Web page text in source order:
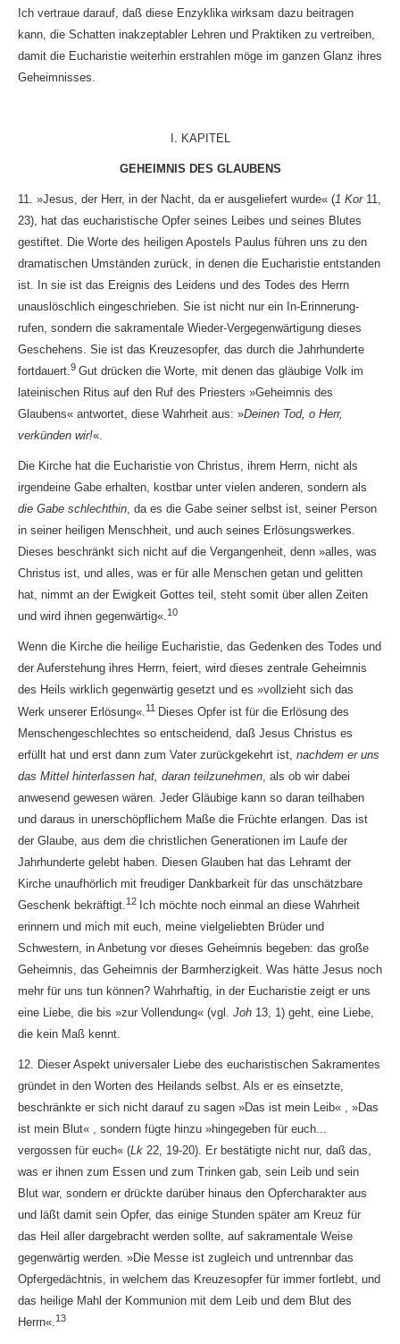
Ich vertraue darauf, daß diese Enzyklika wirksam dazu beitragen
kann, die Schatten inakzeptabler Lehren und Praktiken zu vertreiben,
damit die Eucharistie weiterhin erstrahlen möge im ganzen Glanz ihres
Geheimnisses.
I. KAPITEL
GEHEIMNIS DES GLAUBENS
11. »Jesus, der Herr, in der Nacht, da er ausgeliefert wurde« (1 Kor11,
23), hat das eucharistische Opfer seines Leibes und seines Blutes
gestiftet. Die Worte des heiligen Apostels Paulus führen uns zu den
dramatischen Umständen zurück, in denen die Eucharistie entstanden
ist. In sie ist das Ereignis des Leidens und des Todes des Herrn
unauslöschlich eingeschrieben. Sie ist nicht nur ein In-Erinnerung-
rufen, sondern die sakramentale Wieder-Vergegenwärtigung dieses
Geschehens. Sie ist das Kreuzesopfer, das durch die Jahrhunderte
fortdauert. 9 Gut drücken die Worte, mit denen das gläubige Volk im
lateinischen Ritus auf den Ruf des Priesters »Geheimnis des
Glaubens« antwortet, diese Wahrheit aus: »Deinen Tod, o Herr,
verkünden wir!«.
Die Kirche hat die Eucharistie von Christus, ihrem Herrn, nicht als
irgendeine Gabe erhalten, kostbar unter vielen anderen, sondern als
die Gabe schlechthin , da es die Gabe seiner selbst ist, seiner Person
in seiner heiligen Menschheit, und auch seines Erlösungswerkes.
Dieses beschränkt sich nicht auf die Vergangenheit, denn »alles, was
Christus ist, und alles, was er für alle Menschen getan und gelitten
hat, nimmt an der Ewigkeit Gottes teil, steht somit über allen Zeiten
und wird ihnen gegenwärtig«.10
Wenn die Kirche die heilige Eucharistie, das Gedenken des Todes und
der Auferstehung ihres Herrn, feiert, wird dieses zentrale Geheimnis
des Heils wirklich gegenwärtig gesetzt und es »vollzieht sich das
Werk unserer Erlösung«. 11 Dieses Opfer ist für die Erlösung des
Menschengeschlechtes so entscheidend, daß Jesus Christus es
erfüllt hat und erst dann zum Vater zurückgekehrt ist, nachdem er uns
das Mittel hinterlassen hat, daran teilzunehmen , als ob wir dabei
anwesend gewesen wären. Jeder Gläubige kann so daran teilhaben
und daraus in unerschöpflichem Maße die Früchte erlangen. Das ist
der Glaube, aus dem die christlichen Generationen im Laufe der
Jahrhunderte gelebt haben. Diesen Glauben hat das Lehramt der
Kirche unaufhörlich mit freudiger Dankbarkeit für das unschätzbare
Geschenk bekräftigt. 12 Ich möchte noch einmal an diese Wahrheit
erinnern und mich mit euch, meine vielgeliebten Brüder und
Schwestern, in Anbetung vor dieses Geheimnis begeben: das große
Geheimnis, das Geheimnis der Barmherzigkeit. Was hätte Jesus noch
mehr für uns tun können? Wahrhaftig, in der Eucharistie zeigt er uns
eine Liebe, die bis »zur Vollendung« (vgl. Joh 13, 1) geht, eine Liebe,
die kein Maß kennt.
12. Dieser Aspekt universaler Liebe des eucharistischen Sakramentes
gründet in den Worten des Heilands selbst. Als er es einsetzte,
beschränkte er sich nicht darauf zu sagen »Das ist mein Leib« , »Das
ist mein Blut« , sondern fügte hinzu »hingegeben für euch...
vergossen für euch« (Lk 22, 19-20). Er bestätigte nicht nur, daß das,
was er ihnen zum Essen und zum Trinken gab, sein Leib und sein
Blut war, sondern er drückte darüber hinaus den Opfercharakter aus
und läßt damit sein Opfer, das einige Stunden später am Kreuz für
das Heil aller dargebracht werden sollte, auf sakramentale Weise
gegenwärtig werden. »Die Messe ist zugleich und untrennbar das
Opfergedächtnis, in welchem das Kreuzesopfer für immer fortlebt, und
das heilige Mahl der Kommunion mit dem Leib und dem Blut des
Herrn«.13